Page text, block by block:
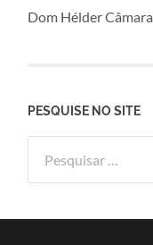
Dom Hélder Câmara
PESQUISE NO SITE
por: